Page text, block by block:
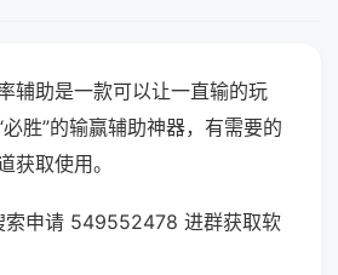
辅助是一款可以让一直输的玩
胜”的输赢辅助神器，有需要的
获取使用。
索申请 549552478 进群获取软